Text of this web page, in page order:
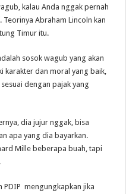
kalau Anda nggak pernah
Abraham Lincoln kan
Timur itu.
sosok wagub yang akan
karakter dan moral yang baik,
dengan pajak yang
dia jujur nggak, bisa
apa yang dia bayarkan.
Mille beberapa buah, tapi
PDIP mengungkapkan jika